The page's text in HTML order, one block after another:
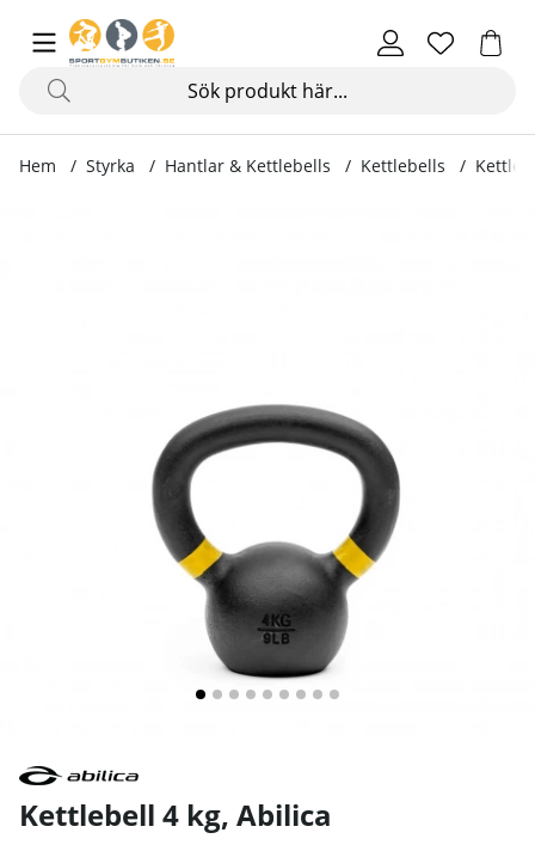
Hem Styrka Hantlar & Kettlebells Kettlebells
Kettlebell 4 kg, Abilica